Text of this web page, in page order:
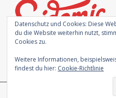
Datenschutz und Cookies: Diese
du die Website weiterhin nutzt,
Cookies zu.
Weitere Informationen,
findest du hier: Cookie-Richtlinie